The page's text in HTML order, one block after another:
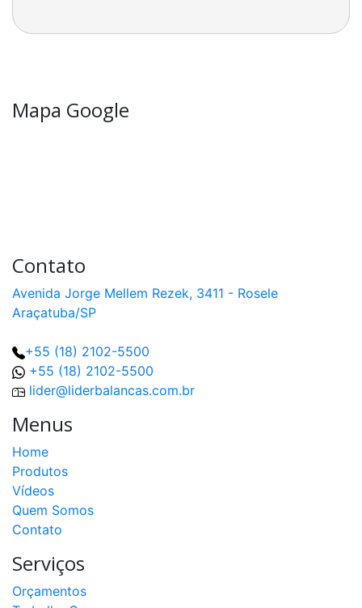
Mapa Google
Contato
Avenida Jorge Mellem Rezek, 3411 - Rosele
Araçatuba/SP
+55 (18) 2102-5500
+55 (18) 2102-5500
lider@liderbalancas.com.br
Menus
Home
Produtos
Vídeos
Quem Somos
Contato
Serviços
Orçamentos